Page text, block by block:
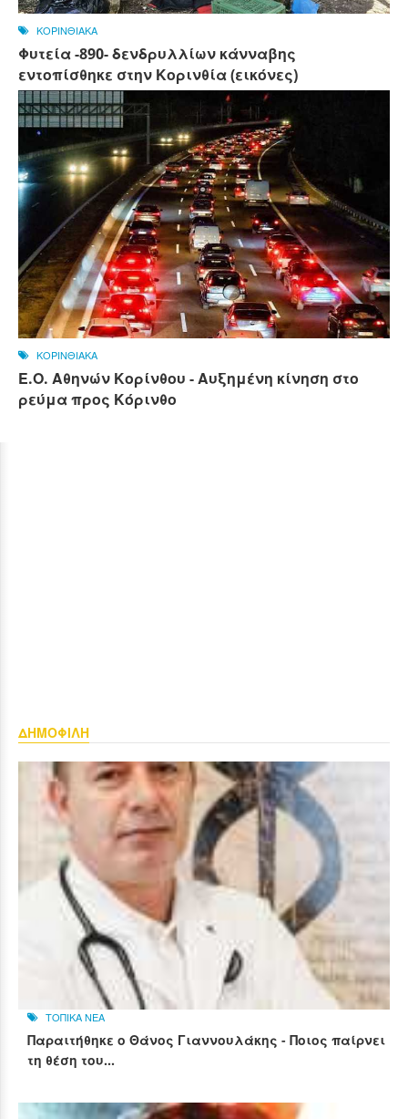
ΚΟΡΙΝΘΙΑΚΑ
Φυτεία -890- δενδρυλλίων κάνναβης
εντοπίσθηκε στην Κορινθία (εικόνες)
ΚΟΡΙΝΘΙΑΚΑ
Ε.Ο. Αθηνών Κορίνθου - Αυξημένη κίνηση στο
ρεύμα προς Κόρινθο
ΔΗΜΟΦΙΛΗ
ΤΟΠΙΚΑ ΝΕΑ
Παραιτήθηκε ο Θάνος Γιαννουλάκης - Ποιος παίρνει
τη θέση του...